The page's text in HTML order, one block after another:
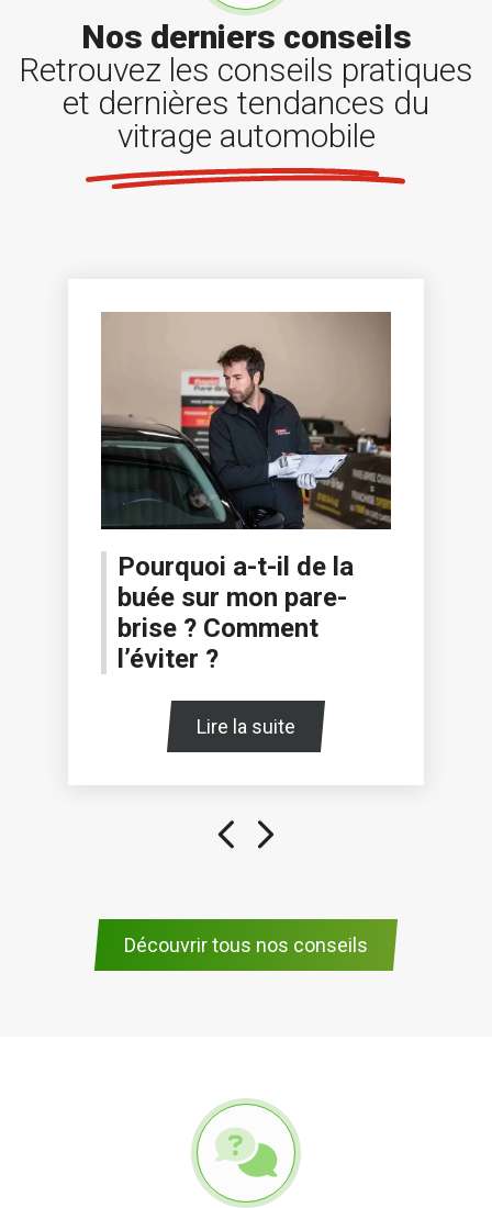
Nos derniers conseils
Retrouvez les conseils pratiques
et dernières tendances du
vitrage automobile
Pourquoi a-t-il de la
buée sur mon pare-
brise ? Comment
l’éviter ?
Lire la suite
Découvrir tous nos conseils